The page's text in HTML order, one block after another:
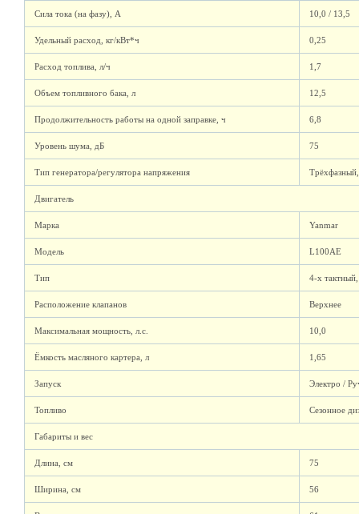
Сила тока (на фазу), А 10,0 / 13,5
Удельный расход, кг/кВт*ч 0,25
Расход топлива, л/ч 1,7
Объем топливного бака, л 12,5
Продолжительность работы на одной заправке, ч 6,8
Уровень шума, дБ 75
Тип генератора/регулятора напряжения
Двигатель
Марка Yanmar
Модель L100AE
Тип 4-х
Расположение клапанов Верхнее
Максимальная мощность, л.с. 10,0
Ёмкость масляного картера, л 1,65
Запуск Электро /
Топливо Сезонное
Габариты и вес
Длина, см 75
Ширина, см 56